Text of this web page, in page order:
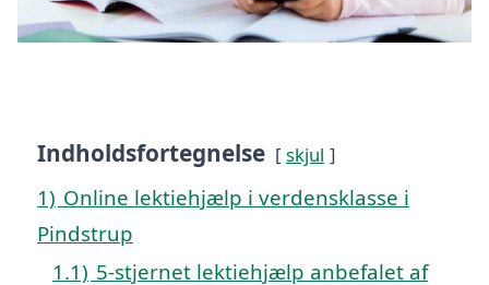
Indholdsfortegnelse skjul
1) Online lektiehjælp i verdensklasse i
Pindstrup
1.1) 5-stjernet lektiehjælp anbefalet af